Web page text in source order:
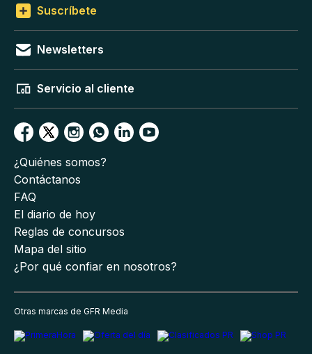
Suscríbete
Newsletters
Servicio al cliente
¿Quiénes somos?
Contáctanos
FAQ
El diario de hoy
Reglas de concursos
Mapa del sitio
¿Por qué confiar en nosotros?
Otras marcas de GFR Media